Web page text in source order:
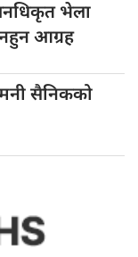
भेला
नहुन आग्रह
सैनिकको